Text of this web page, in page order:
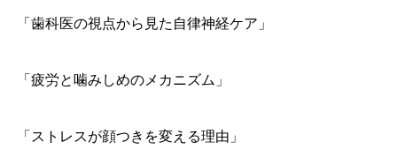
「歯科医の視点から見た自律神経ケア」
「疲労と噛みしめのメカニズム」
「ストレスが顔つきを変える理由」